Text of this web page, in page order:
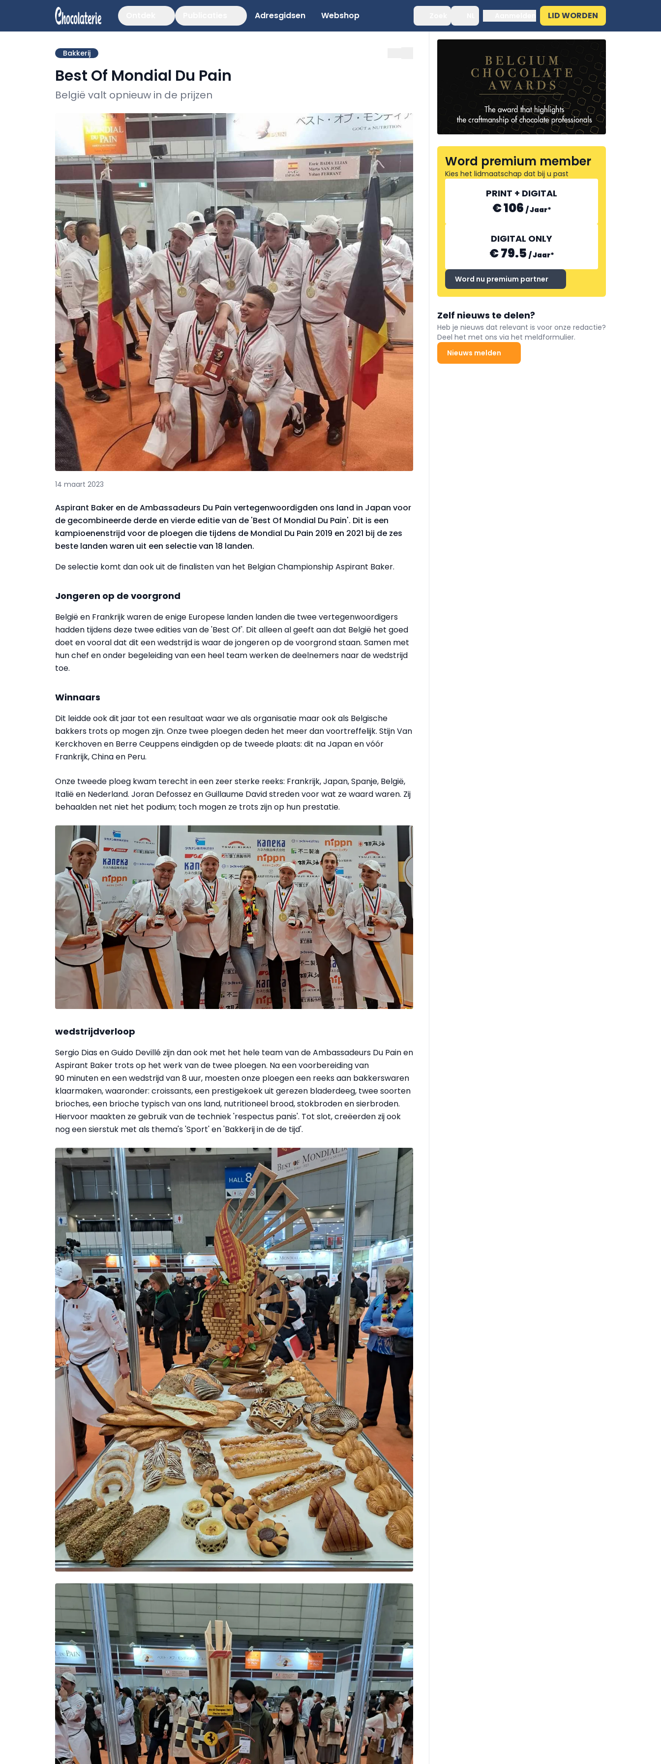
Adresgidsen Webshop LID WORDEN
Bakkerij
Best Of Mondial Du Pain
België valt opnieuw in de prijzen
14 maart 2023
Aspirant Baker en de Ambassadeurs Du Pain vertegenwoordigden ons land in Japan voor
de gecombineerde derde en vierde editie van de 'Best Of Mondial Du Pain'. Dit is een
kampioenenstrijd voor de ploegen die tijdens de Mondial Du Pain 2019 en 2021 bij de zes
beste landen waren uit een selectie van 18 landen.
De selectie komt dan ook uit de finalisten van het Belgian Championship Aspirant Baker.
Jongeren op de voorgrond
België en Frankrijk waren de enige Europese landen landen die twee vertegenwoordigers
hadden tijdens deze twee edities van de 'Best Of'. Dit alleen al geeft aan dat België het goed
doet en vooral dat dit een wedstrijd is waar de jongeren op de voorgrond staan. Samen met
hun chef en onder begeleiding van een heel team werken de deelnemers naar de wedstrijd
toe.
Winnaars
Dit leidde ook dit jaar tot een resultaat waar we als organisatie maar ook als Belgische
bakkers trots op mogen zijn. Onze twee ploegen deden het meer dan voortreffelijk. Stijn Van
Kerckhoven en Berre Ceuppens eindigden op de tweede plaats: dit na Japan en vóór
Frankrijk, China en Peru.
Onze tweede ploeg kwam terecht in een zeer sterke reeks: Frankrijk, Japan, Spanje, België,
Italië en Nederland. Joran Defossez en Guillaume David streden voor wat ze waard waren. Zij
behaalden net niet het podium; toch mogen ze trots zijn op hun prestatie.
wedstrijdverloop
Sergio Dias en Guido Devillé zijn dan ook met het hele team van de Ambassadeurs Du Pain en
Aspirant Baker trots op het werk van de twee ploegen. Na een voorbereiding van
90 minuten en een wedstrijd van 8 uur, moesten onze ploegen een reeks aan bakkerswaren
klaarmaken, waaronder: croissants, een prestigekoek uit gerezen bladerdeeg, twee soorten
brioches, een brioche typisch van ons land, nutritioneel brood, stokbroden en sierbroden.
Hiervoor maakten ze gebruik van de techniek 'respectus panis'. Tot slot, creëerden zij ook
nog een sierstuk met als thema's 'Sport' en 'Bakkerij in de de tijd'.
Word premium member
Kies het lidmaatschap dat bij u past
PRINT + DIGITAL
€ 106 /Jaar*
DIGITAL ONLY
€ 79.5 /Jaar*
Word nu premium partner
Zelf nieuws te delen?
Heb je nieuws dat relevant is voor onze redactie?
Deel het met ons via het meldformulier.
Nieuws melden